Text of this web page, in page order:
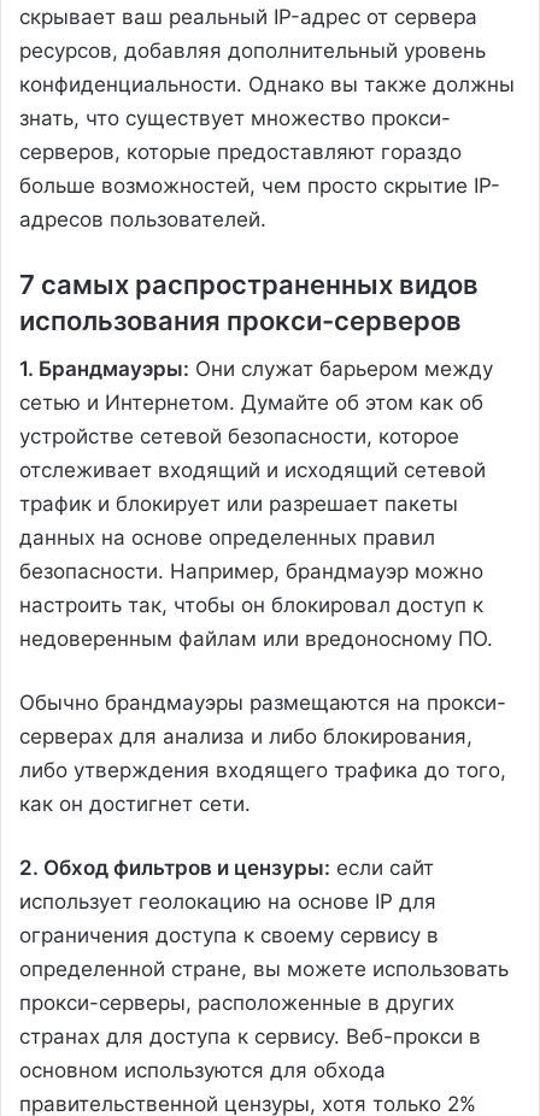
скрывает ваш реальный IP-адрес от сервера
ресурсов, добавляя дополнительный уровень
конфиденциальности. Однако вы также должны
знать, что существует множество прокси-
серверов, которые предоставляют гораздо
больше возможностей, чем просто скрытие IP-
адресов пользователей.
7 самых распространенных видов
использования прокси-серверов
1. Брандмауэры: Они служат барьером между
сетью и Интернетом. Думайте об этом как об
устройстве сетевой безопасности, которое
отслеживает входящий и исходящий сетевой
трафик и блокирует или разрешает пакеты
данных на основе определенных правил
безопасности. Например, брандмауэр можно
настроить так, чтобы он блокировал доступ к
недоверенным файлам или вредоносному ПО.
Обычно брандмауэры размещаются на прокси-
серверах для анализа и либо блокирования,
либо утверждения входящего трафика до того,
как он достигнет сети.
2. Обход фильтров и цензуры: если сайт
использует геолокацию на основе IP для
ограничения доступа к своему сервису в
определенной стране, вы можете использовать
прокси-серверы, расположенные в других
странах для доступа к сервису. Веб-прокси в
основном используются для обхода
правительственной цензуры, хотя только 2%